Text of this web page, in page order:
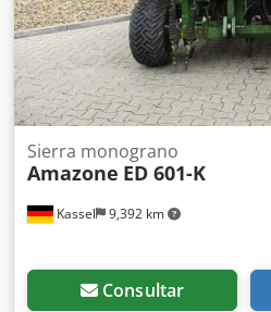
Kassel 9,392 km
Sierra monograno
Amazone ED 601-K
Consultar